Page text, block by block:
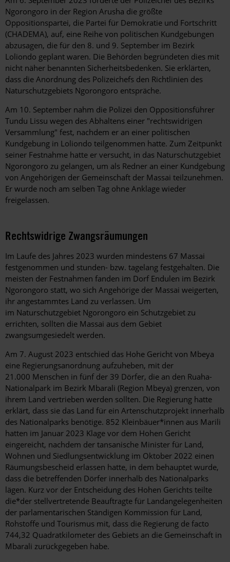
Ngorongoro in der Region Arusha die größte
Oppositionspartei, die Partei für Demokratie und Fortschritt
(CHADEMA), auf, eine Reihe von politischen Kundgebungen
abzusagen, die für den 8. und 9. September im Bezirk
Loliondo geplant waren. Die Behörden begründeten dies mit
nicht näher benannten Sicherheitsbedenken. Sie erklärten,
dass die Anordnung des Polizeichefs den Richtlinien des
Naturschutzgebiets Ngorongoro entspräche.
Am 10. September nahm die Polizei den Oppositionsführer
Tundu Lissu wegen des Abhaltens einer "rechtswidrigen
Versammlung" fest, nachdem er an einer politischen
Kundgebung in Loliondo teilgenommen hatte. Zum Zeitpunkt
seiner Festnahme hatte er versucht, in das Naturschutzgebiet
Ngorongoro zu gelangen, um als Redner an einer Kundgebung
von Angehörigen der Gemeinschaft der Massai teilzunehmen.
Er wurde noch am selben Tag ohne Anklage wieder
freigelassen.
Rechtswidrige Zwangsräumungen
Im Laufe des Jahres 2023 wurden mindestens 67 Massai
festgenommen und stunden- bzw. tagelang festgehalten. Die
meisten der Festnahmen fanden im Dorf Endulen im Bezirk
Ngorongoro statt, wo sich Angehörige der Massai weigerten,
ihr angestammtes Land zu verlassen. Um
im Naturschutzgebiet Ngorongoro ein Schutzgebiet zu
errichten, sollten die Massai aus dem Gebiet
zwangsumgesiedelt werden.
Am 7. August 2023 entschied das Hohe Gericht von Mbeya
eine Regierungsanordnung aufzuheben, mit der
21.000 Menschen in fünf der 39 Dörfer, die an den Ruaha-
Nationalpark im Bezirk Mbarali (Region Mbeya) grenzen, von
ihrem Land vertrieben werden sollten. Die Regierung hatte
erklärt, dass sie das Land für ein Artenschutzprojekt innerhalb
des Nationalparks benötige. 852 Kleinbäuer*innen aus Marili
hatten im Januar 2023 Klage vor dem Hohen Gericht
eingereicht, nachdem der tansanische Minister für Land,
Wohnen und Siedlungsentwicklung im Oktober 2022 einen
Räumungsbescheid erlassen hatte, in dem behauptet wurde,
dass die betreffenden Dörfer innerhalb des Nationalparks
lägen. Kurz vor der Entscheidung des Hohen Gerichts teilte
die*der stellvertretende Beauftragte für Landangelegenheiten
der parlamentarischen Ständigen Kommission für Land,
Rohstoffe und Tourismus mit, dass die Regierung de facto
744,32 Quadratkilometer des Gebiets an die Gemeinschaft in
Mbarali zurückgegeben habe.